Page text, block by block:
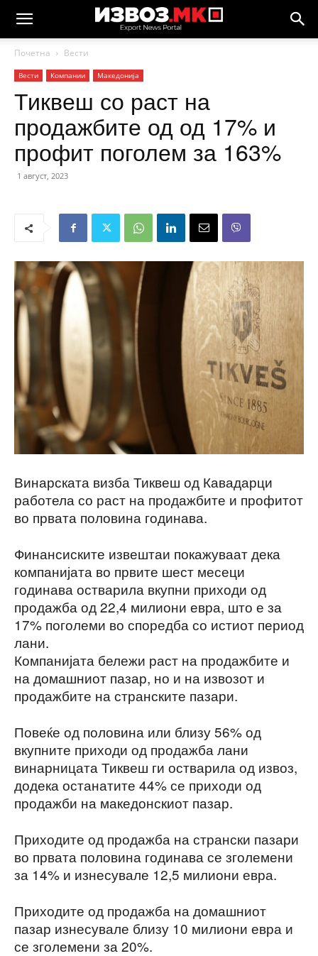
Почетна Вести
Вести Компании Македонија
Тиквеш со раст на
продажбите од од 17% и
профит поголем за 163%
1 август, 2023
Винарската визба Тиквеш од Кавадарци
работела со раст на продажбите и профитот
во првата половина годинава.
Финансиските извештаи покажуваат дека
компанијата во првите шест месеци
годинава остварила вкупни приходи од
продажба од 22,4 милиони евра, што е за
17% поголеми во споредба со истиот период
лани.
Компанијата бележи раст на продажбите и
на домашниот пазар, но и на извозот и
продажбите на странските пазари.
Повеќе од половина или близу 56% од
вкупните приходи од продажба лани
винарницата Тиквеш ги остварила од извоз,
додека останатите 44% се приходи од
продажби на македонскиот пазар.
Приходите од продажба на странски пазари
во првата половина годинава се зголемени
за 14% и изнесувале 12,5 милиони евра.
Приходите од продажба на домашниот
пазар изнесувале близу 10 милиони евра и
се зголемени за 20%.